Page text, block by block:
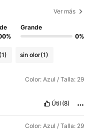
Ver más
Grande
0%
(1) sin olor(1)
Color: Azul / Talla: 29
Útil (8)
Color: Azul / Talla: 29